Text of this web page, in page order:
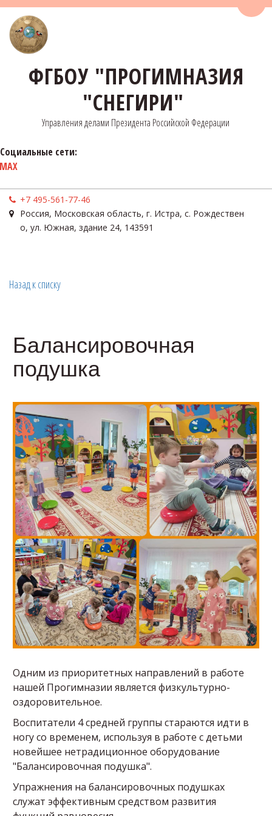
ФГБОУ "ПРОГИМНАЗИЯ
"СНЕГИРИ"
Управления делами Президента Российской Федерации
Социальные сети:
MAX
+7 495-561-77-46
Россия, Московская область, г. Истра, с. Рождествен
о, ул. Южная, здание 24, 143591
Назад к списку
Балансировочная
подушка
Одним из приоритетных направлений в работе
нашей Прогимназии является физкультурно-
оздоровительное.
Воспитатели 4 средней группы стараются идти в
ногу со временем, используя в работе с детьми
новейшее нетрадиционное оборудование
"Балансировочная подушка".
Упражнения на балансировочных подушках
служат эффективным средством развития